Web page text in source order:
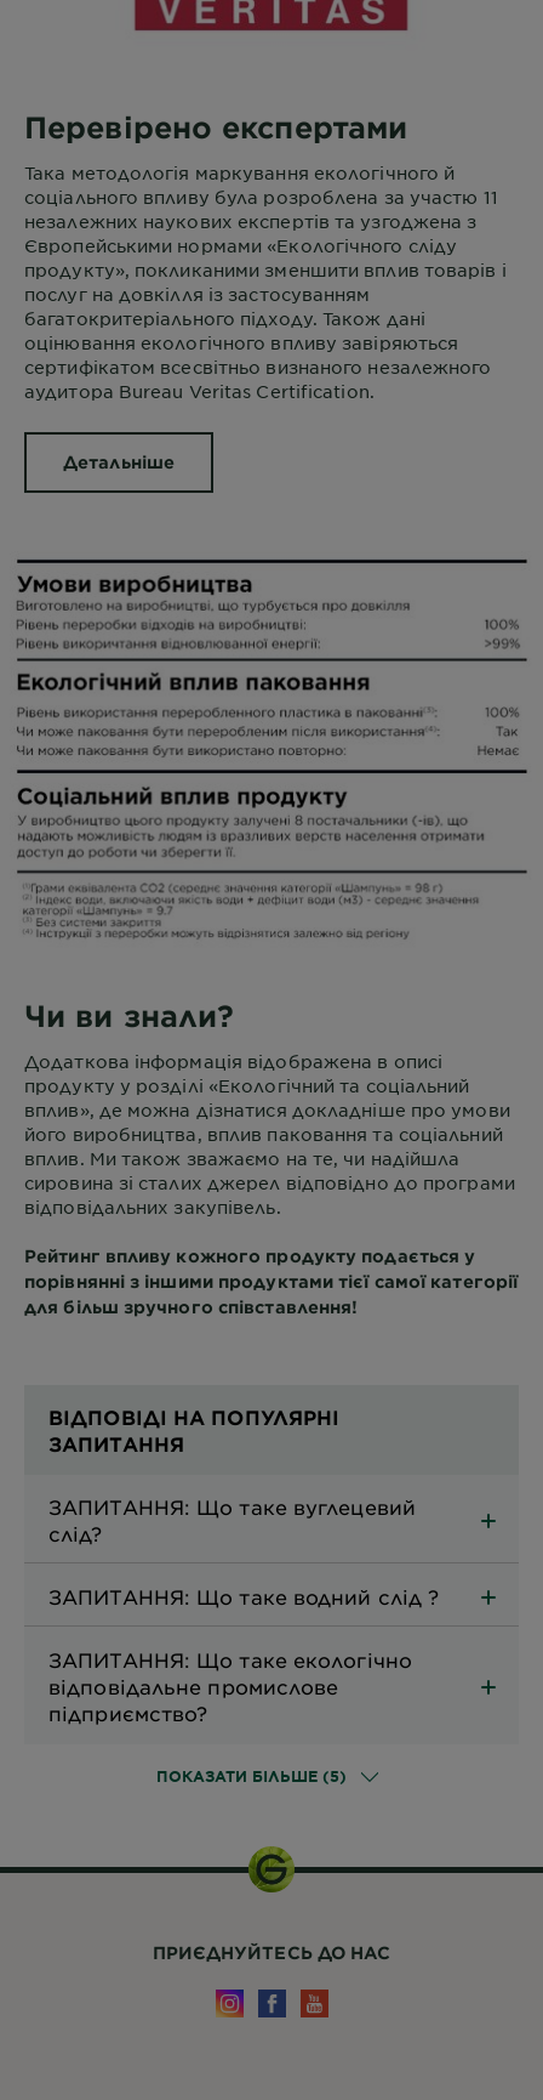
Перевірено експертами
Така методологія маркування екологічного й
соціального впливу була розроблена за участю 11
незалежних наукових експертів та узгоджена з
Європейськими нормами «Екологічного сліду
продукту», покликаними зменшити вплив товарів і
послуг на довкілля із застосуванням
багатокритеріального підходу. Також дані
оцінювання екологічного впливу завіряються
сертифікатом всесвітньо визнаного незалежного
аудитора Bureau Veritas Certification.
Детальніше
Чи ви знали?
Додаткова інформація відображена в описі
продукту у розділі «Екологічний та соціальний
вплив», де можна дізнатися докладніше про умови
його виробництва, вплив паковання та соціальний
вплив. Ми також зважаємо на те, чи надійшла
сировина зі сталих джерел відповідно до програми
відповідальних закупівель.
Рейтинг впливу кожного продукту подається у
порівнянні з іншими продуктами тієї самої категорії
для більш зручного співставлення!
ВІДПОВІДІ НА ПОПУЛЯРНІ
ЗАПИТАННЯ
ЗАПИТАННЯ: Що таке вуглецевий
слід?
ЗАПИТАННЯ: Що таке водний слід ?
ЗАПИТАННЯ: Що таке екологічно
відповідальне промислове
підприємство?
ПОКАЗАТИ БІЛЬШЕ (5)
ПРИЄДНУЙТЕСЬ ДО НАС